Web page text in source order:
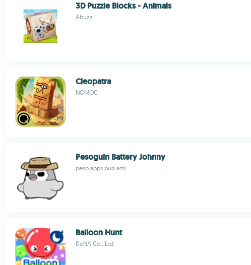
3D Puzzle Blocks - Animals
Abuzz
Cleopatra
NOMOC
Pesoguin Battery Johnny
peso.apps.pub.arts
Balloon Hunt
DeNA Co., Ltd.